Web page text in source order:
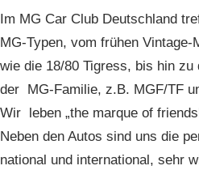
Im MG Car Club Deutschland
MG-Typen, vom frühen
wie die 18/80 Tigress, bis hin zu
der MG-Familie, z.B. MGF/TF
Wir leben „the marque of
Neben den Autos sind uns die
national und international, sehr